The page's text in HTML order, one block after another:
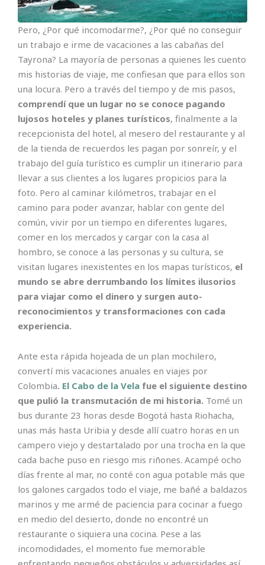
Pero, ¿Por qué incomodarme?, ¿Por qué no conseguir
un trabajo e irme de vacaciones a las cabañas del
Tayrona? La mayoría de personas a quienes les cuento
mis historias de viaje, me confiesan que para ellos son
una locura. Pero a través del tiempo y de mis pasos,
comprendí que un lugar no se conoce pagando
lujosos hoteles y planes turísticos, finalmente a la
recepcionista del hotel, al mesero del restaurante y al
de la tienda de recuerdos les pagan por sonreír, y el
trabajo del guía turístico es cumplir un itinerario para
llevar a sus clientes a los lugares propicios para la
foto. Pero al caminar kilómetros, trabajar en el
camino para poder avanzar, hablar con gente del
común, vivir por un tiempo en diferentes lugares,
comer en los mercados y cargar con la casa al
hombro, se conoce a las personas y su cultura, se
visitan lugares inexistentes en los mapas turísticos, el
mundo se abre derrumbando los límites ilusorios
para viajar como el dinero y surgen auto-
reconocimientos y transformaciones con cada
experiencia.
Ante esta rápida hojeada de un plan mochilero,
convertí mis vacaciones anuales en viajes por
Colombia. El Cabo de la Vela fue el siguiente destino
que pulió la transmutación de mi historia. Tomé un
bus durante 23 horas desde Bogotá hasta Riohacha,
unas más hasta Uribia y desde allí cuatro horas en un
campero viejo y destartalado por una trocha en la que
cada bache puso en riesgo mis riñones. Acampé ocho
días frente al mar, no conté con agua potable más que
los galones cargados todo el viaje, me bañé a baldazos
marinos y me armé de paciencia para cocinar a fuego
en medio del desierto, donde no encontré un
restaurante o siquiera una cocina. Pese a las
incomodidades, el momento fue memorable